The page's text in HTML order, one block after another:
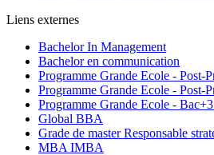
Liens externes
Bachelor In Management
Bachelor en communication
Programme Grande Ecole - Post-
Programme Grande Ecole - Post-
Programme Grande Ecole -
Global BBA
Grade de master Responsable
MBA IMBA